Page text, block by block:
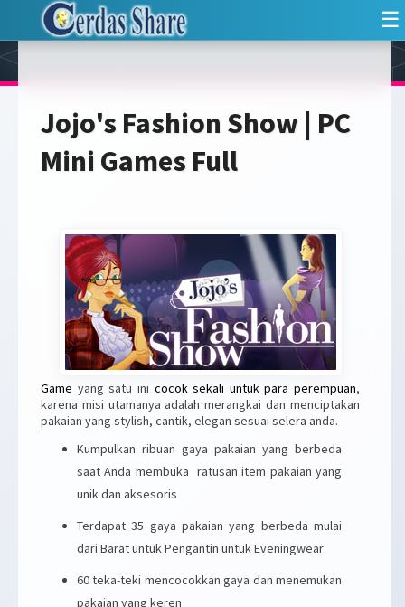
☰
Jojo's Fashion Show | PC
Mini Games Full
Game yang satu ini cocok sekali untuk para perempuan,
karena misi utamanya adalah merangkai dan menciptakan
pakaian yang stylish, cantik, elegan sesuai selera anda.
Kumpulkan ribuan gaya pakaian yang berbeda
saat Anda membuka ratusan item pakaian yang
unik dan aksesoris
Terdapat 35 gaya pakaian yang berbeda mulai
dari Barat untuk Pengantin untuk Eveningwear
60 teka-teki mencocokkan gaya dan menemukan
pakaian yang keren